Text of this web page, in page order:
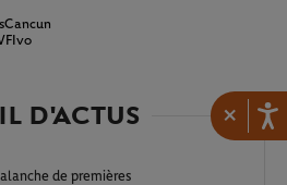
×
D'ACTUS
de premières